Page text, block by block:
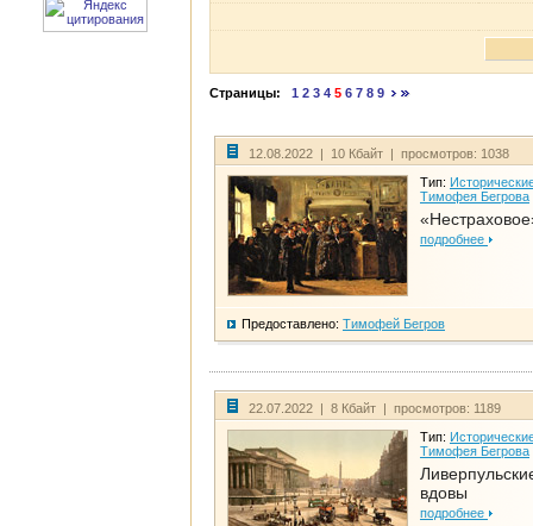
Страницы: 1 2 3 4 5 6 7 8 9
12.08.2022 | 10 Кбайт | просмотров: 1038
Тип:
Тимофея Бегрова
подробнее
Предоставлено: Тимофей Бегров
22.07.2022 | 8 Кбайт | просмотров: 1189
Тип:
Тимофея Бегрова
вдовы
подробнее